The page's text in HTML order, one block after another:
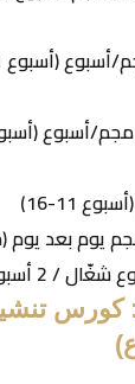
كورس